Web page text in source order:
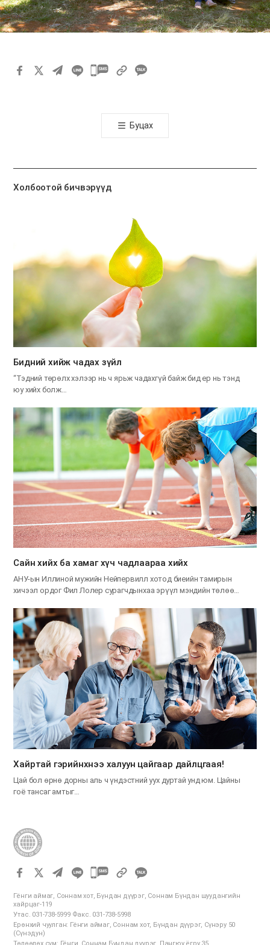
카
톡
공
기
Буцах
Холбоотой бичвэрүүд
​Бидний хийж чадах зүйл
“Тэдний төрөлх хэлээр нь ч ярьж чадахгүй байж бид ер нь тэнд
юу хийх болж…
Сайн хийх ба хамаг хүч чадлаараа хийх
АНУ-ын Иллиной мужийн Нейпервилл хотод биеийн тамирын
хичээл ордог Фил Лолер сурагчдынхаа эрүүл мэндийн төлөө…
Хайртай гэрийнхнээ халуун цайгаар дайлцгаая!
Цай бол өрнө дорны аль ч үндэстний уух дуртай унд юм. Цайны
гоё тансаг амтыг…
카
오
공
Гёнги аймаг, Соннам хот, Бүндан дүүрэг, Соннам Бүндан шуудангийн
хайрцаг-119
Утас. 031-738-5999 Факс. 031-738-5998
Ерөнхий чуулган: Гёнги аймаг, Соннам хот, Бүндан дүүрэг, Сүнэру 50
(Сүнэдун)
Төлөөлөх сүм: Гёнги, Соннам Бүндан дүүрэг, Пангюу ёгру 35